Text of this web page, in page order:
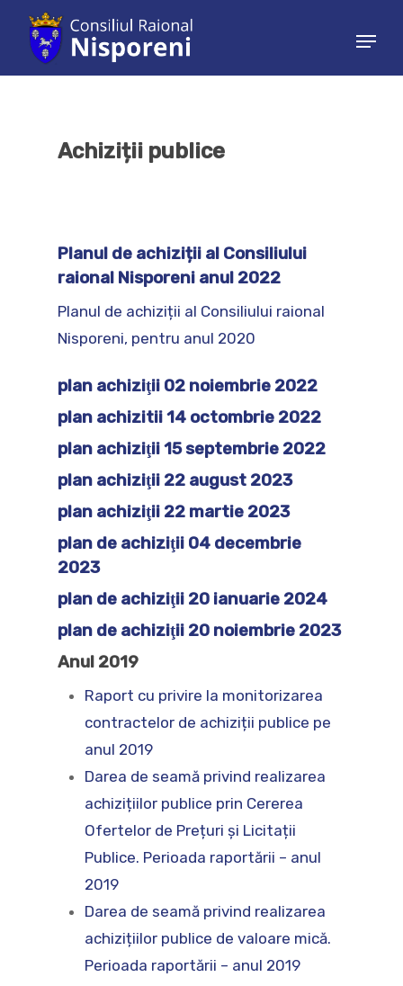
Achiziții publice
Planul de achiziții al Consiliului
raional Nisporeni anul 2022
Planul de achiziții al Consiliului raional
Nisporeni, pentru anul 2020
plan achiziţii 02 noiembrie 2022
plan achizitii 14 octombrie 2022
plan achiziţii 15 septembrie 2022
plan achiziţii 22 august 2023
plan achiziţii 22 martie 2023
plan de achiziţii 04 decembrie
2023
plan de achiziţii 20 ianuarie 2024
plan de achiziţii 20 noiembrie 2023
Anul 2019
Raport cu privire la monitorizarea
contractelor de achiziții publice pe
anul 2019
Darea de seamă privind realizarea
achizițiilor publice prin Cererea
Ofertelor de Prețuri și Licitații
Publice. Perioada raportării – anul
2019
Darea de seamă privind realizarea
achizițiilor publice de valoare mică.
Perioada raportării – anul 2019